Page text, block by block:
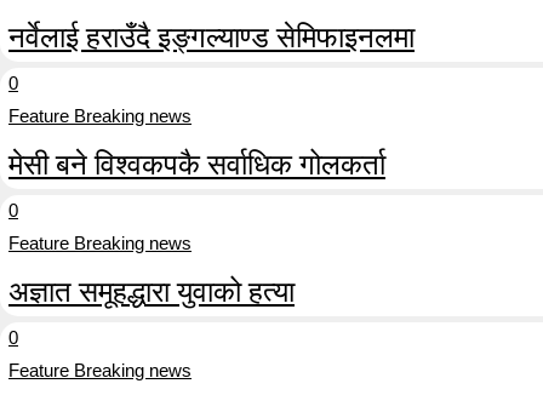
नर्वेलाई हराउँदै इङ्गल्याण्ड सेमिफाइनलमा
0
Feature Breaking news
मेसी बने विश्वकपकै सर्वाधिक गोलकर्ता
0
Feature Breaking news
अज्ञात समूहद्धारा युवाको हत्या
0
Feature Breaking news